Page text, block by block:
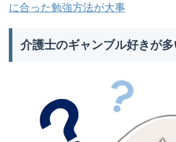
に合った勉強方法が大事
介護士のギャンブル好きが